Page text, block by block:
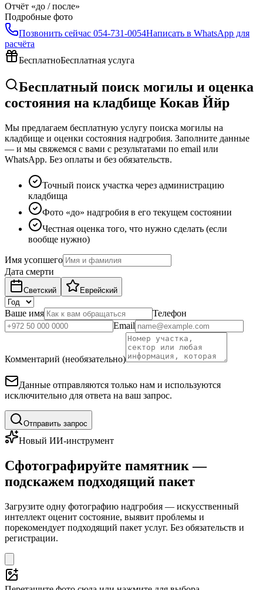
Отчёт «до / после»
Подробные фото
Позвонить сейчас 054-731-0054Написать в WhatsApp для
расчёта
БесплатноБесплатная услуга
Бесплатный поиск могилы и оценка
состояния на кладбище Кокав Ййр
Мы предлагаем бесплатную услугу поиска могилы на
кладбище и оценки состояния надгробия. Заполните данные
— и мы свяжемся с вами с результатами по email или
WhatsApp. Без оплаты и без обязательств.
Точный поиск участка через администрацию
кладбища
Фото «до» надгробия в его текущем состоянии
Честная оценка того, что нужно сделать (если
вообще нужно)
Имя усопшего
Дата смерти
Светский Еврейский
Ваше имя
Телефон
Email
Комментарий (необязательно)
Данные отправляются только нам и используются
исключительно для ответа на ваш запрос.
Отправить запрос
Новый ИИ-инструмент
Сфотографируйте памятник —
подскажем подходящий пакет
Загрузите одну фотографию надгробия — искусственный
интеллект оценит состояние, выявит проблемы и
порекомендует подходящий пакет услуг. Без обязательств и
регистрации.